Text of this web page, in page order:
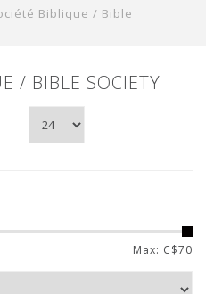
Biblique / Bible
/ BIBLE SOCIETY
Max: C$70